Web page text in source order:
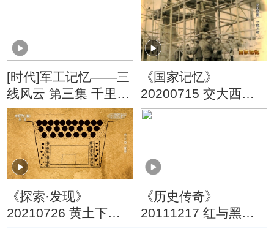
面临的主要威胁
[时代]军工记忆——三
线风云 第三集 千里跋
涉 战术地地导弹的研
制
《国家记忆》
20200715 交大西迁
一波三折
《探索·发现》
20210726 黄土下
《历史传奇》
20111217 红与黑